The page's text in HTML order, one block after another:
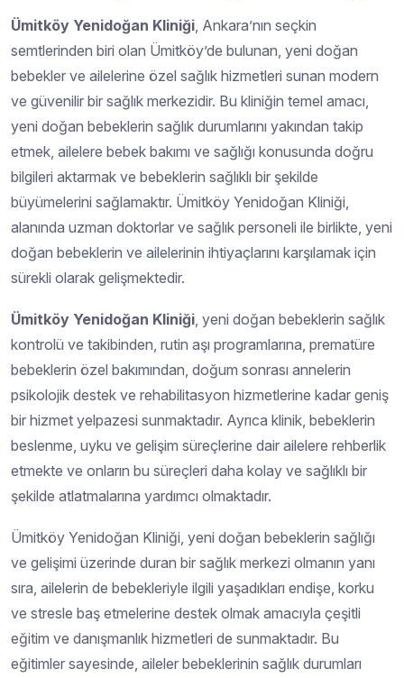
Ümitköy Yenidoğan Kliniği , Ankara’nın seçkin
semtlerinden biri olan Ümitköy’de bulunan, yeni doğan
bebekler ve ailelerine özel sağlık hizmetleri sunan modern
ve güvenilir bir sağlık merkezidir. Bu kliniğin temel amacı,
yeni doğan bebeklerin sağlık durumlarını yakından takip
etmek, ailelere bebek bakımı ve sağlığı konusunda doğru
bilgileri aktarmak ve bebeklerin sağlıklı bir şekilde
büyümelerini sağlamaktır. Ümitköy Yenidoğan Kliniği,
alanında uzman doktorlar ve sağlık personeli ile birlikte, yeni
doğan bebeklerin ve ailelerinin ihtiyaçlarını karşılamak için
sürekli olarak gelişmektedir.
Ümitköy Yenidoğan Kliniği , yeni doğan bebeklerin sağlık
kontrolü ve takibinden, rutin aşı programlarına, prematüre
bebeklerin özel bakımından, doğum sonrası annelerin
psikolojik destek ve rehabilitasyon hizmetlerine kadar geniş
bir hizmet yelpazesi sunmaktadır. Ayrıca klinik, bebeklerin
beslenme, uyku ve gelişim süreçlerine dair ailelere rehberlik
etmekte ve onların bu süreçleri daha kolay ve sağlıklı bir
şekilde atlatmalarına yardımcı olmaktadır.
Ümitköy Yenidoğan Kliniği, yeni doğan bebeklerin sağlığı
ve gelişimi üzerinde duran bir sağlık merkezi olmanın yanı
sıra, ailelerin de bebekleriyle ilgili yaşadıkları endişe, korku
ve stresle baş etmelerine destek olmak amacıyla çeşitli
eğitim ve danışmanlık hizmetleri de sunmaktadır. Bu
eğitimler sayesinde, aileler bebeklerinin sağlık durumları